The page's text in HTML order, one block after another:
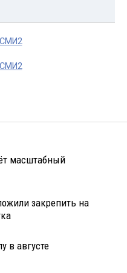
масштабный
закрепить на
в августе